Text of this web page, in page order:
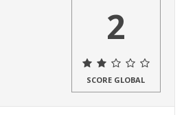
2
SCORE GLOBAL